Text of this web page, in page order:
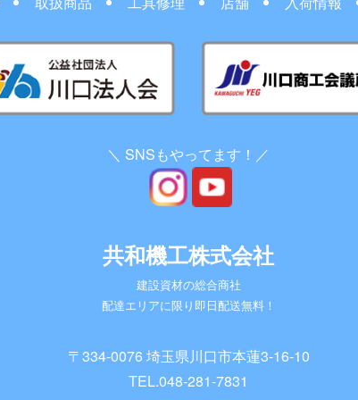
＼ SNSもやってます！／
共和機工株式会社
建設資材の総合商社
配達エリアに限り即日配送無料！
〒334-0076 埼玉県川口市本蓮3-16-10
TEL.048-281-7831